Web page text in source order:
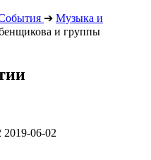
➔ Музыка и
и группы
2019-06-02